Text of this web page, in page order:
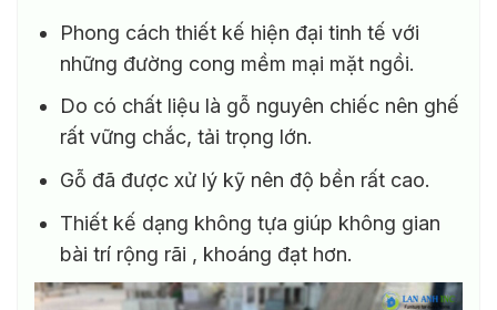
Phong cách thiết kế hiện đại tinh tế với
những đường cong mềm mại mặt ngồi.
Do có chất liệu là gỗ nguyên chiếc nên ghế
rất vững chắc, tải trọng lớn.
Gỗ đã được xử lý kỹ nên độ bền rất cao.
Thiết kế dạng không tựa giúp không gian
bài trí rộng rãi , khoáng đạt hơn.